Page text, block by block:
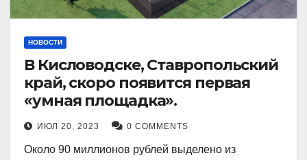
НОВОСТИ
В Кисловодске, Ставропольский
край, скоро появится первая
«умная площадка».
ИЮЛ 20, 2023 0 COMMENTS
Около 90 миллионов рублей выделено из